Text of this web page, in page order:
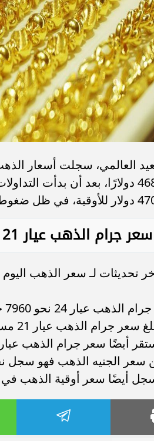
جرام الذهب عيار 21
تحديثات لـ سعر الذهب
عيار 24 نحو 7960 جنيهًا في محلات الصاغة.
جرام الذهب عيار 21 مستوى 6965 جنيهًا.
أيضًا سعر جرام الذهب عيار 18 عند 5970 جنيهًا.
الذهب فهو سجل نحو 55720 جنيهًا داخل الأسواق
أيضًا سعر أوقية الذهب في